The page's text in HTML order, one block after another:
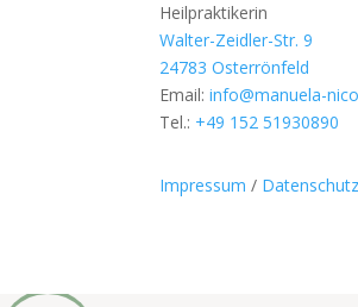
Heilpraktikerin
Walter-Zeidler-Str. 9
24783 Osterrönfeld
Email:info@manuela-
Tel.: +49 152 51930890
Impressum / Datenschutz